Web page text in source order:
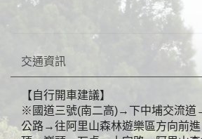
交通資訊
【自行開車建議】
※國道三號(南二高)→下中埔交流道
公路→往阿里山森林遊樂區方向前